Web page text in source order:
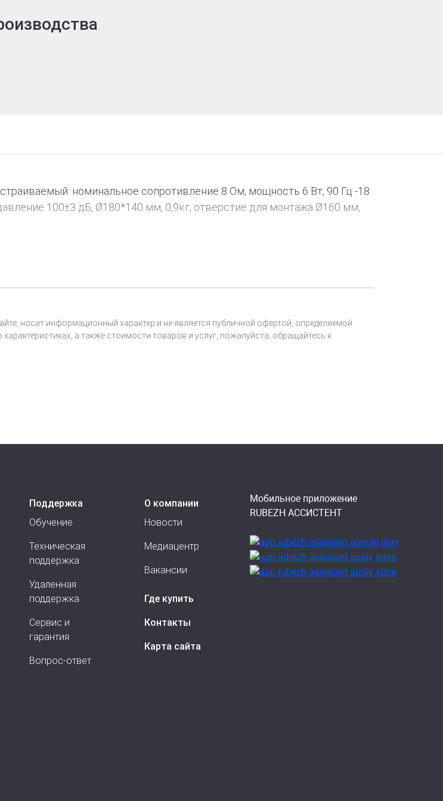
номинальное сопротивление 8 Ом, мощность 6 Вт, 90 Гц -18
100±3 дБ, Ø180*140 мм, 0,9кг, отверстие для монтажа Ø160 мм,
носит информационный характер и не является публичной офертой, определяемой
а также стоимости товаров и услуг, пожалуйста, обращайтесь к
Поддержка
Обучение
Техническая
поддержка
Удаленная
поддержка
Сервис и
гарантия
Вопрос-ответ
О компании
Новости
Медиацентр
Вакансии
Где купить
Контакты
Карта сайта
Мобильное приложение
RUBEZH АССИСТЕНТ